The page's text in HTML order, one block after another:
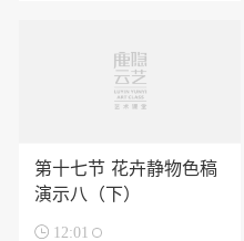
第十七节 花卉静物色稿
演示八（下）
 12:01